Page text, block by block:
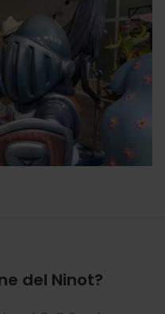
del Ninot?